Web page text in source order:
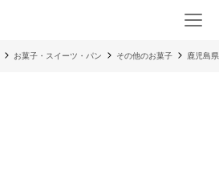
お菓子・スイーツ・パン その他のお菓子 鹿児島